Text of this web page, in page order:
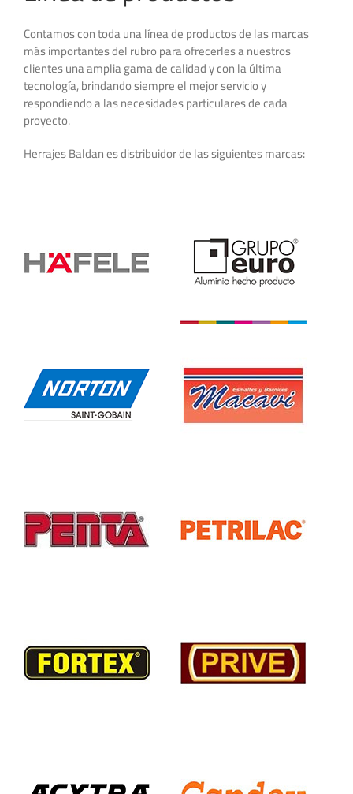
Contamos con toda una línea de productos de las marcas
más importantes del rubro para ofrecerles a nuestros
clientes una amplia gama de calidad y con la última
tecnología, brindando siempre el mejor servicio y
respondiendo a las necesidades particulares de cada
proyecto.
Herrajes Baldan es distribuidor de las siguientes marcas: